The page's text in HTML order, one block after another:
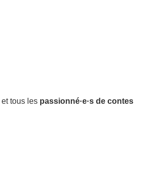
et tous les passionné·e·s de contes